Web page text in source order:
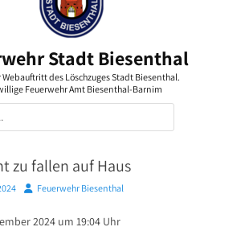
Stadt Biesenthal
des Löschzuges Stadt Biesenthal.
Feuerwehr Amt Biesenthal-Barnim
zu fallen auf Haus
AutorFeuerwehr Biesenthal
2024 um 19:04 Uhr